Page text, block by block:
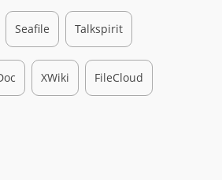
Seafile Talkspirit
XWiki FileCloud